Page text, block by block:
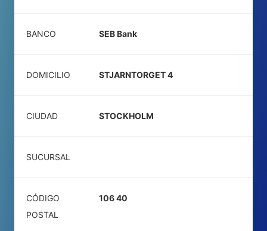
BANCO SEB Bank
DOMICILIO STJARNTORGET 4
CIUDAD STOCKHOLM
SUCURSAL
CÓDIGO
POSTAL
106 40